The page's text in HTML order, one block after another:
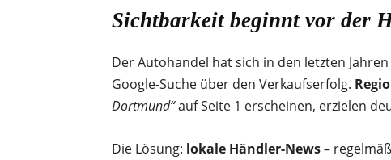
Sichtbarkeit beginnt vor der
Der Autohandel hat sich in den letzten
Google-Suche über den Verkaufserfolg.
Dortmund“auf Seite 1 erscheinen, erzielen
Die Lösung: lokale Händler-News–